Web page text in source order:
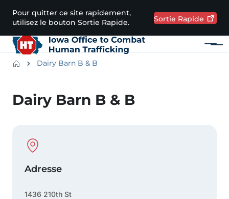
Passer au contenu principal
Pour quitter ce site rapidement,
utilisez le bouton Sortie Rapide.
Sortie Rapide
Menu
BreadcrumbsDairy Barn B & B
Dairy Barn B & B
Physical Location
Adresse
1436 210th St